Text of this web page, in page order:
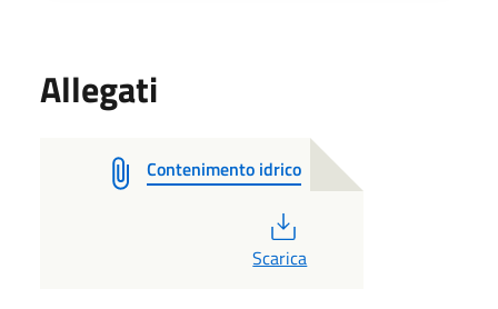
Allegati
Contenimento idrico
Scarica